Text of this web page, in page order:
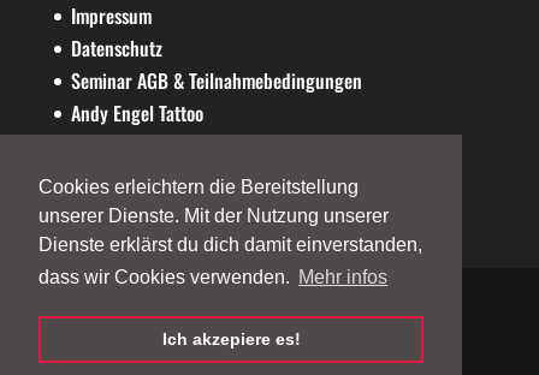
Cookies erleichtern die Bereitstellung
unserer Dienste. Mit der Nutzung unserer
Dienste erklärst du dich damit einverstanden,
dass wir Cookies verwenden. Mehr infos
Ich akzepiere es!
Impressum
Datenschutz
Seminar AGB & Teilnahmebedingungen
Andy Engel Tattoo
andy-engel.com| Powered by